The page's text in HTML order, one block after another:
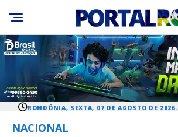
RONDÔNIA, SEXTA, 07 DE AGOSTO DE 2026.
NACIONAL